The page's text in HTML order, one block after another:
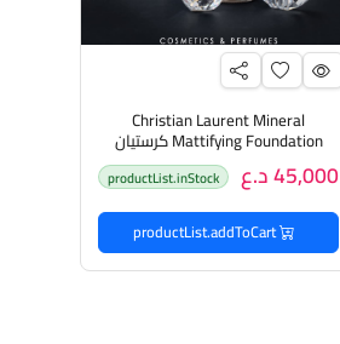
Christian Laurent Mineral
Mattifying Foundation كرستيان
لورانت مينرال ماتفاينغ فونديشن
45,000 د.ع productList.inStock
productList.addToCart